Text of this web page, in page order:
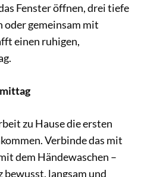
Fenster öffnen, drei tiefe
oder gemeinsam mit
einen ruhigen,
zu Hause die ersten
Verbinde das mit
dem Händewaschen –
bewusst, langsam und